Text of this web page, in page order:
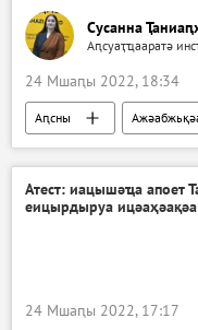
Сусанна
Аԥсуаҭҵааратә
24 Мшаԥы 2022, 18:34
Аԥсны
Жәлар рдоуҳа
Атест: иацышәҵа апоет
еицырдыруа ицәаҳәақәа
24 Мшаԥы 2022, 17:17